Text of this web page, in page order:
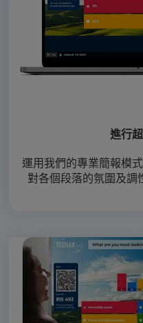
進行
運用我們的專業簡報模
對各個段落的氛圍及調